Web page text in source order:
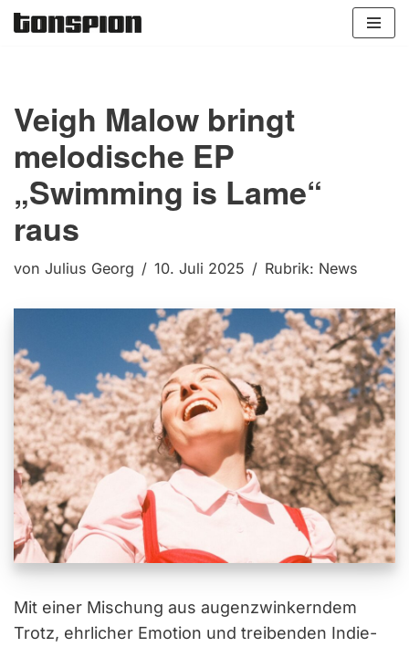
Veigh Malow bringt
melodische EP
„Swimming is Lame“
raus
von Julius Georg 10. Juli 2025 Rubrik: News
Mit einer Mischung aus augenzwinkerndem
Trotz, ehrlicher Emotion und treibenden Indie-